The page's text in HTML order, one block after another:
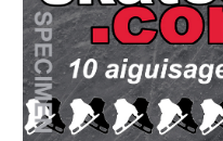
Patin
artistique
&
Patin
de